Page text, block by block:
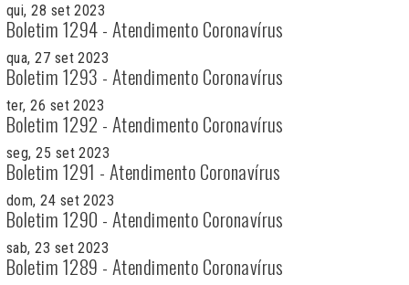
qui, 28 set 2023
Boletim 1294 - Atendimento Coronavírus
qua, 27 set 2023
Boletim 1293 - Atendimento Coronavírus
ter, 26 set 2023
Boletim 1292 - Atendimento Coronavírus
seg, 25 set 2023
Boletim 1291 - Atendimento Coronavírus
dom, 24 set 2023
Boletim 1290 - Atendimento Coronavírus
sab, 23 set 2023
Boletim 1289 - Atendimento Coronavírus